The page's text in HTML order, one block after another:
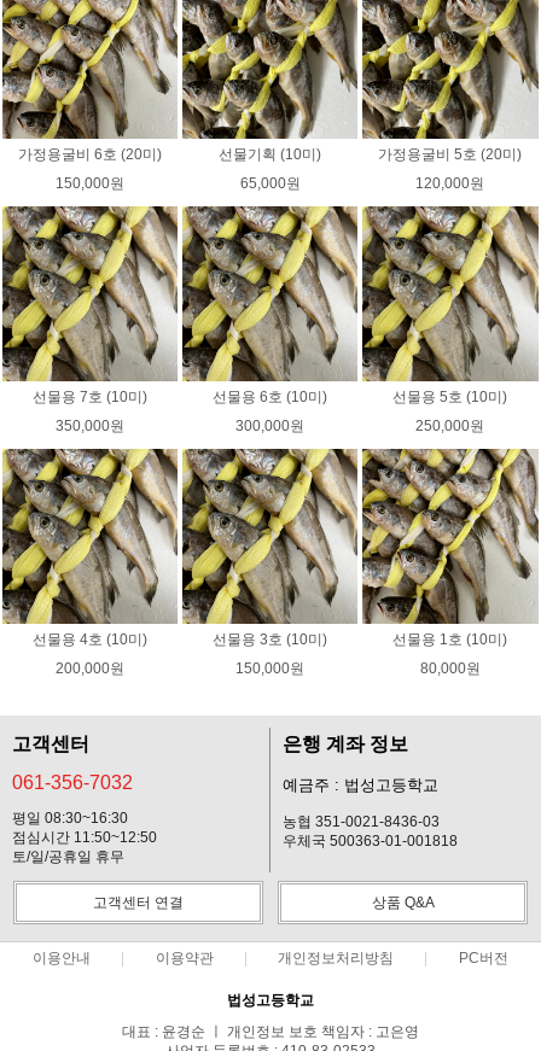
가정용굴비 6호 (20미)
150,000원
선물기획 (10미)
65,000원
가정용굴비 5호 (20미)
120,000원
선물용 7호 (10미)
350,000원
선물용 6호 (10미)
300,000원
선물용 5호 (10미)
250,000원
선물용 4호 (10미)
200,000원
선물용 3호 (10미)
150,000원
선물용 1호 (10미)
80,000원
고객센터
061-356-7032
평일 08:30~16:30
점심시간 11:50~12:50
토/일/공휴일 휴무
은행 계좌 정보
예금주 : 법성고등학교
농협 351-0021-8436-03
우체국 500363-01-001818
고객센터 연결 상품 Q&A
이용안내 이용약관 개인정보처리방침 PC버전
법성고등학교
대표 : 윤경순 ㅣ 개인정보 보호 책임자 : 고은영